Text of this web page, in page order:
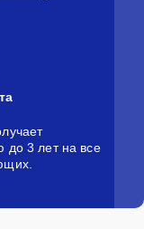
до 3 лет на все